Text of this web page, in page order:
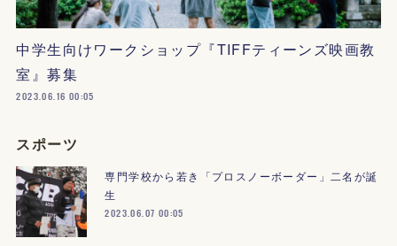
中学生向けワークショップ『TIFFティーンズ映画教
室』募集
2023.06.16 00:05
スポーツ
専門学校から若き「プロスノーボーダー」二名が誕
生
2023.06.07 00:05